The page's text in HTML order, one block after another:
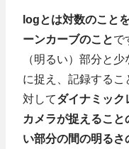
logとは対数のこと
ーンカーブのことで
（明るい）部分と
に捉え、記録するこ
対してダイナミック
カメラが捉えるこ
い部分の間の明るさ